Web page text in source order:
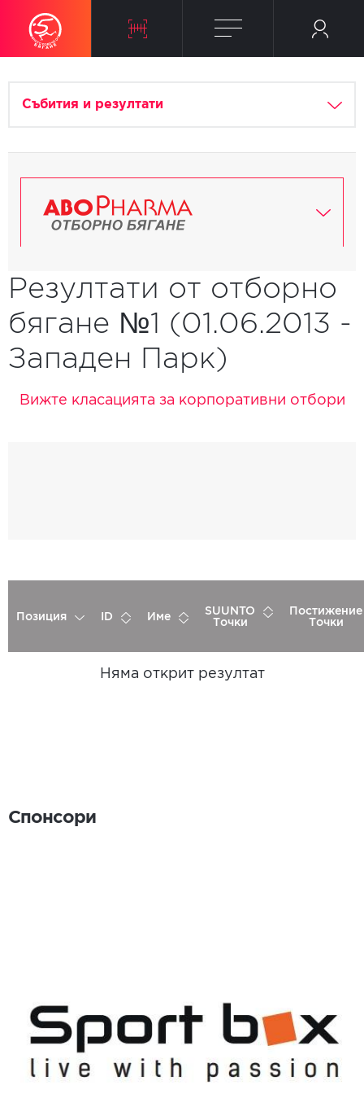
Събития и резултати
Резултати от отборно
бягане №1 (01.06.2013 -
Западен Парк)
Вижте класацията за корпоративни отбори
Позиция ID Име
SUUNTO
Точки
Постижение
Точки
Няма открит резултат
Спонсори